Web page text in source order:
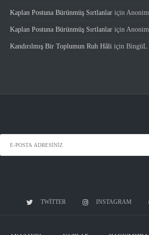
Kaplan Postuna Bürünmüş Sırtlanlar için Anonim
Kaplan Postuna Bürünmüş Sırtlanlar için Anonim
Kandırılmış Bir Toplumun Ruh Hâli için BingüL
TWITTER INSTAGRAM